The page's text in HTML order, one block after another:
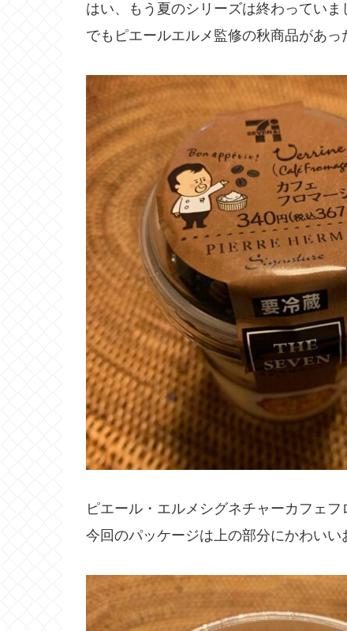
はい、もう夏のシリーズは終わっていま
でもピエールエルメ監修の秋商品があっ
ピエール・エルメシグネチャーカフェフ
今回のパッケージは上の部分にかわい